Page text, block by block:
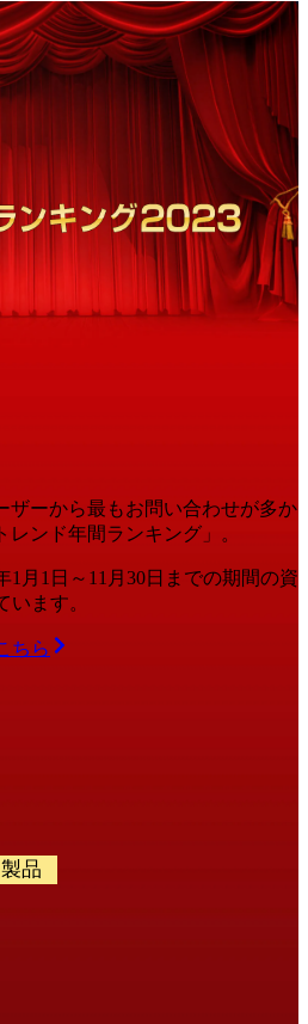
ザーから最もお問い合わせが多か
レンド年間ランキング」。
1月1日～ 11月30日 までの期間の資
ます。
ちら
品